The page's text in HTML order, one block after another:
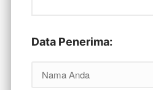
Data Penerima: